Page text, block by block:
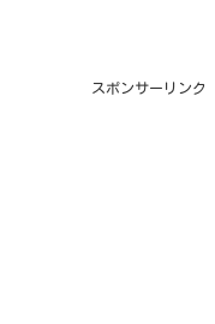
スポンサーリンク